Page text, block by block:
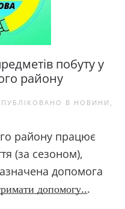
побуту у
району
В НОВИНИ ,
району працює
(за сезоном),
допомога
͟д͟о͟п͟о͟м͟о͟г͟у͟...